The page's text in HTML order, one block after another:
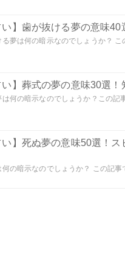
い】歯が抜ける夢の意味
る夢は何の暗示なのでしょうか？ こ
い】葬式の夢の意味30選
は何の暗示なのでしょうか？この記
い】死ぬ夢の意味50選！
何の暗示なのでしょうか？ この記事